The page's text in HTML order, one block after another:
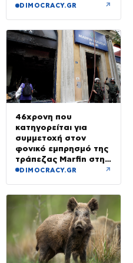
DIMOCRACY.GR ↗
46χρονη που
κατηγορείται για
συμμετοχή στον
φονικό εμπρησμό της
τράπεζας Marfin στην
Αθήνα
DIMOCRACY.GR ↗